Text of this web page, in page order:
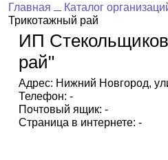
Главная
Каталог
Трикотажный рай
ИП
рай"
Адрес: Нижний Новгород,
Телефон: -
Почтовый ящик: -
Страница в интернете: -